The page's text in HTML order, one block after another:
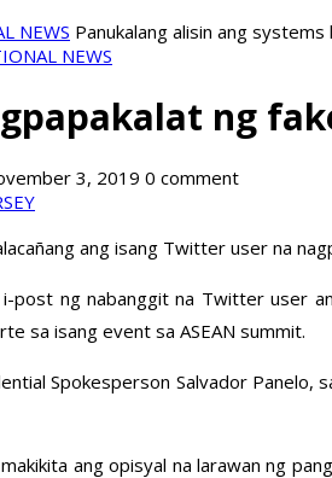
NEWS Panukalang alisin ang
NEWS
ng
3, 2019 0 comment
ang isang Twitter user na
post ng nabanggit na Twitter user
sa isang event sa ASEAN summit.
Spokesperson Salvador Panelo,
ang opisyal na larawan ng